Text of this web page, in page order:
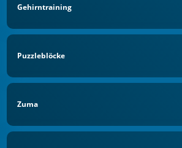
Gehirntraining
Puzzleblöcke
Zuma